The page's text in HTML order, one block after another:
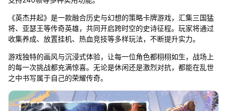
《英杰并起》是一款融合历史与幻想的策略卡牌游戏，汇集三国猛
将、亚瑟王等传奇英雄，共同开启跨时空的史诗征程。玩家将通过
收集养成、放置挂机、热血竞技等多样玩法，不断提升实力。
游戏独特的画风与沉浸式体验，让每一位角色都栩栩如生，战场上
的每一次挑战都充满惊喜。无论是休闲还是激烈对抗，都能在乱世
之中书写属于自己的荣耀传奇。